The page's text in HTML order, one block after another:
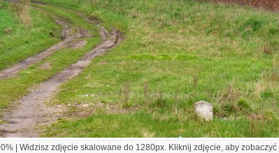
| Widzisz zdjęcie skalowane do 1280px. Kliknij zdjęcie, aby